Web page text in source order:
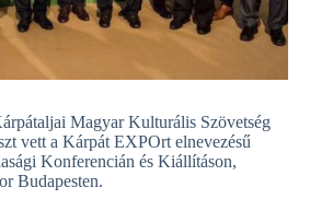
Magyar Kulturális Szövetség
vett a Kárpát EXPOrt elnevezésű
Konferencián és Kiállításon,
Budapesten.